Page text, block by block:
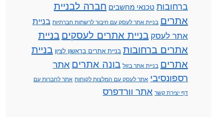
ברחובות טכנאי מחשבים חברה לבניית
אתרים בניית אתר לעסק עם חיבור לרשתות חברתיות בניית
אתר לעסק בניית אתרים לעסקים בניית
אתרים ברחובות בניית אתרים בראשון לציון בניית
אתרים בניית אתר בזול בונה אתרים אתר
רספונסיבי אתר לעסק עם המלצות לקוחות אתר לחברות עם
דף יצירת קשר אתר וורדפרס